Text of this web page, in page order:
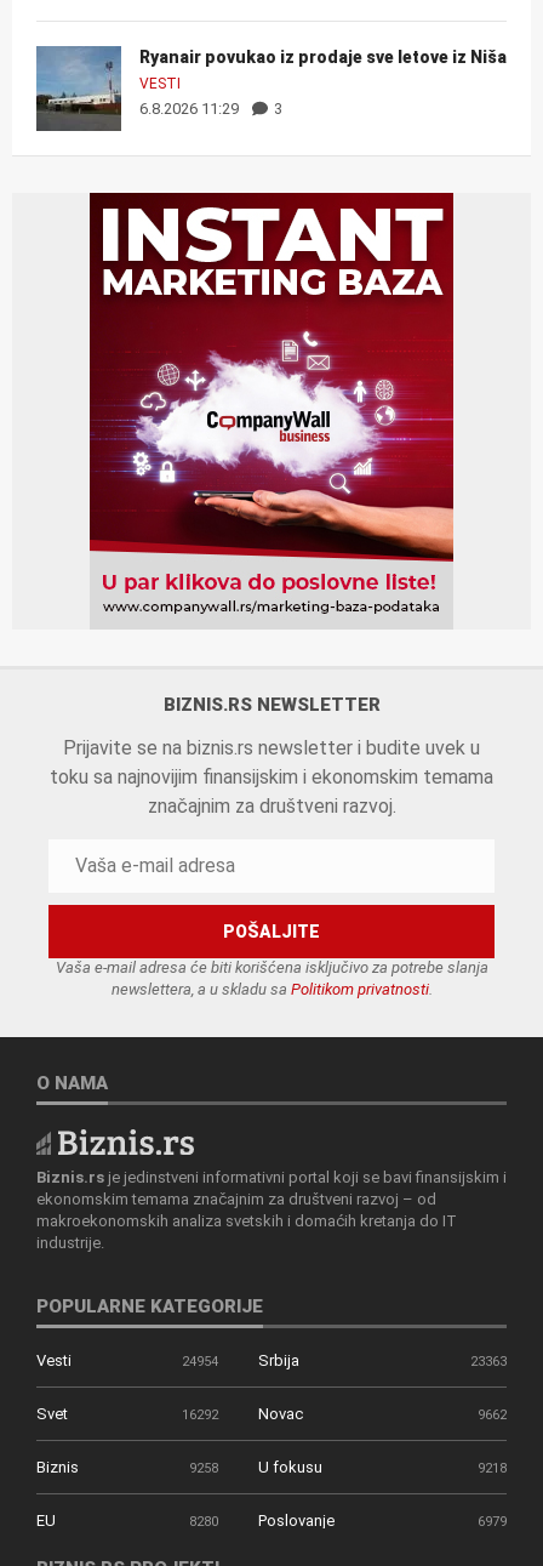
Ryanair povukao iz prodaje sve letove iz Niša
VESTI
6.8.2026 11:29 3
BIZNIS.RS NEWSLETTER
Prijavite se na biznis.rs newsletter i budite uvek u
toku sa najnovijim finansijskim i ekonomskim temama
značajnim za društveni razvoj.
Vaša e-mail adresa će biti korišćena isključivo za potrebe slanja
newslettera, a u skladu sa Politikom privatnosti.
O NAMA
Biznis.rs je jedinstveni informativni portal koji se bavi finansijskim i
ekonomskim temama značajnim za društveni razvoj – od
makroekonomskih analiza svetskih i domaćih kretanja do IT
industrije.
POPULARNE KATEGORIJE
Vesti 24954 Srbija 23363
Svet 16292 Novac 9662
Biznis 9258 U fokusu 9218
EU 8280 Poslovanje 6979